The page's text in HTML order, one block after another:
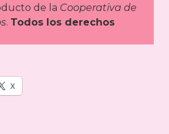
de la Cooperativa de
. Todos los derechos
X